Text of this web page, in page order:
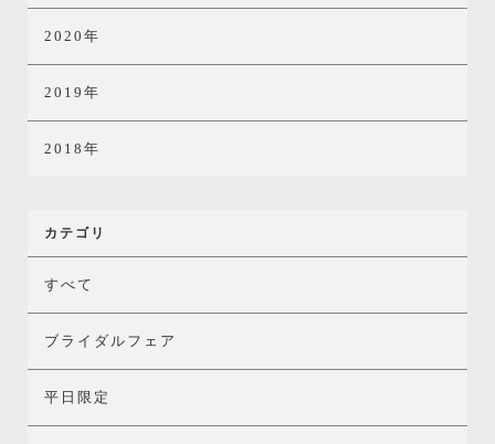
2020年
2019年
2018年
カテゴリ
すべて
ブライダルフェア
平日限定